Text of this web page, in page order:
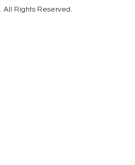
. All Rights Reserved.